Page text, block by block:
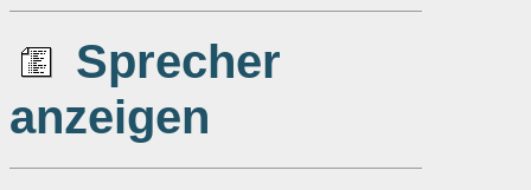
Sprecher
anzeigen